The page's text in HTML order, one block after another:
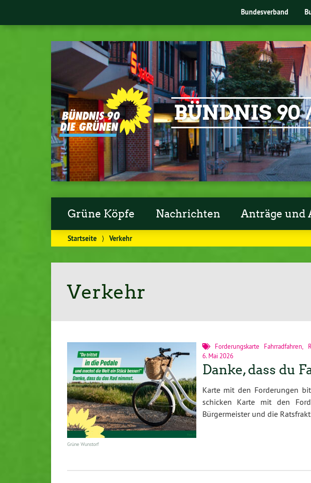
Bundesverband
BÜNDNIS 90
Grüne Köpfe Nachrichten Anträge und
Startseite ⟩ Verkehr
Verkehr
Grüne Wunstorf
Forderungskarte Fahrradfahren
6. Mai 2026
Danke, dass du
Karte mit den Forderungen
schicken Karte mit den
Bürgermeister und die